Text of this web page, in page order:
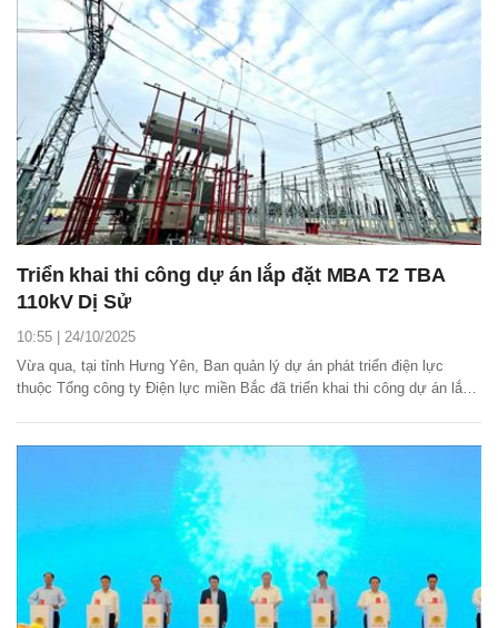
Triển khai thi công dự án lắp đặt MBA T2 TBA
110kV Dị Sử
10:55 | 24/10/2025
Vừa qua, tại tỉnh Hưng Yên, Ban quản lý dự án phát triển điện lực
thuộc Tổng công ty Điện lực miền Bắc đã triển khai thi công dự án lắp